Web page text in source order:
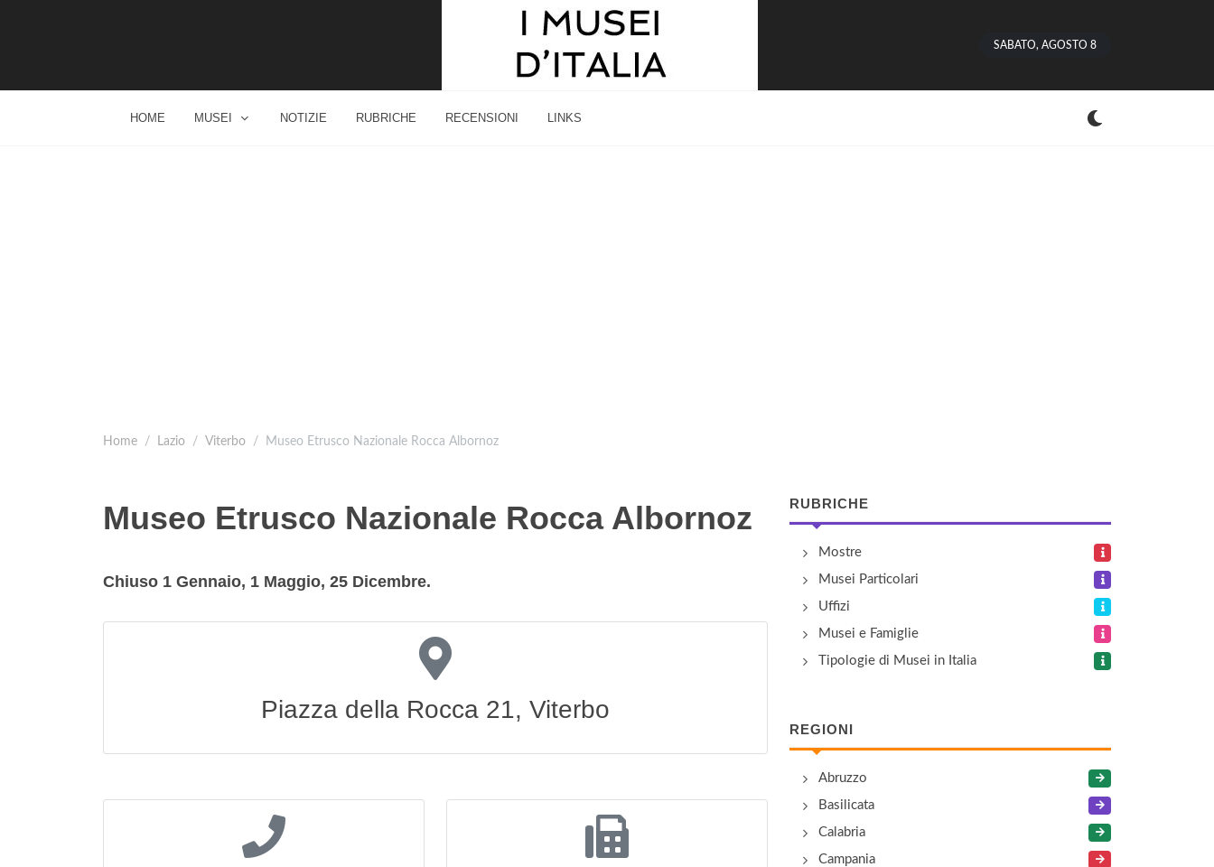
SABATO, AGOSTO 8
HOME MUSEI NOTIZIE RUBRICHE RECENSIONI LINKS
Home Lazio Viterbo Museo Etrusco Nazionale Rocca Albornoz
Museo Etrusco Nazionale Rocca Albornoz
Chiuso 1 Gennaio, 1 Maggio, 25 Dicembre.
Piazza della Rocca 21, Viterbo
RUBRICHE
Mostre
Musei Particolari
Uffizi
Musei e Famiglie
Tipologie di Musei in Italia
REGIONI
Abruzzo
Basilicata
Calabria
Campania